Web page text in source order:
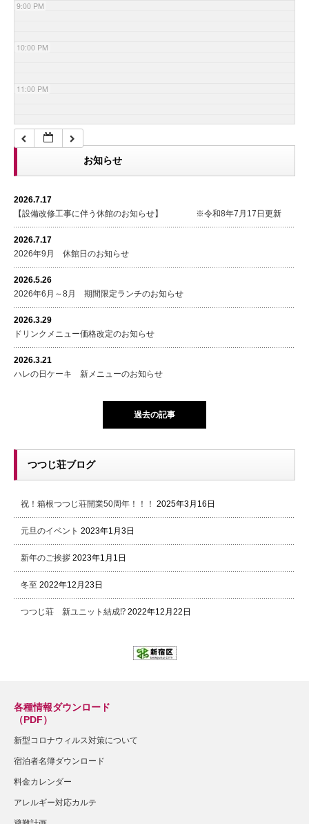
9:00 PM
10:00 PM
11:00 PM
お知らせ
2026.7.17
【設備改修工事に伴う休館のお知らせ】 ※令和8年7月17日更新
2026.7.17
2026年9月 休館日のお知らせ
2026.5.26
2026年6月～8月 期間限定ランチのお知らせ
2026.3.29
ドリンクメニュー価格改定のお知らせ
2026.3.21
ハレの日ケーキ 新メニューのお知らせ
過去の記事
つつじ荘ブログ
祝！箱根つつじ荘開業50周年！！！ 2025年3月16日
元旦のイベント 2023年1月3日
新年のご挨拶 2023年1月1日
冬至 2022年12月23日
つつじ荘 新ユニット結成⁉ 2022年12月22日
各種情報ダウンロード
（PDF）
新型コロナウィルス対策について
宿泊者名簿ダウンロード
料金カレンダー
アレルギー対応カルテ